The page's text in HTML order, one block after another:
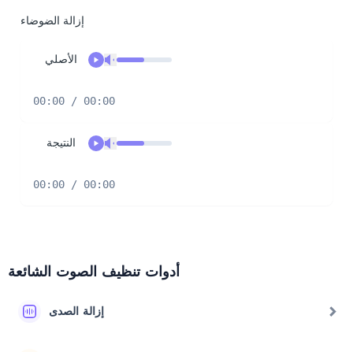
إزالة الضوضاء
الأصلي
00:00 / 00:00
النتيجة
00:00 / 00:00
أدوات تنظيف الصوت الشائعة
إزالة الصدى